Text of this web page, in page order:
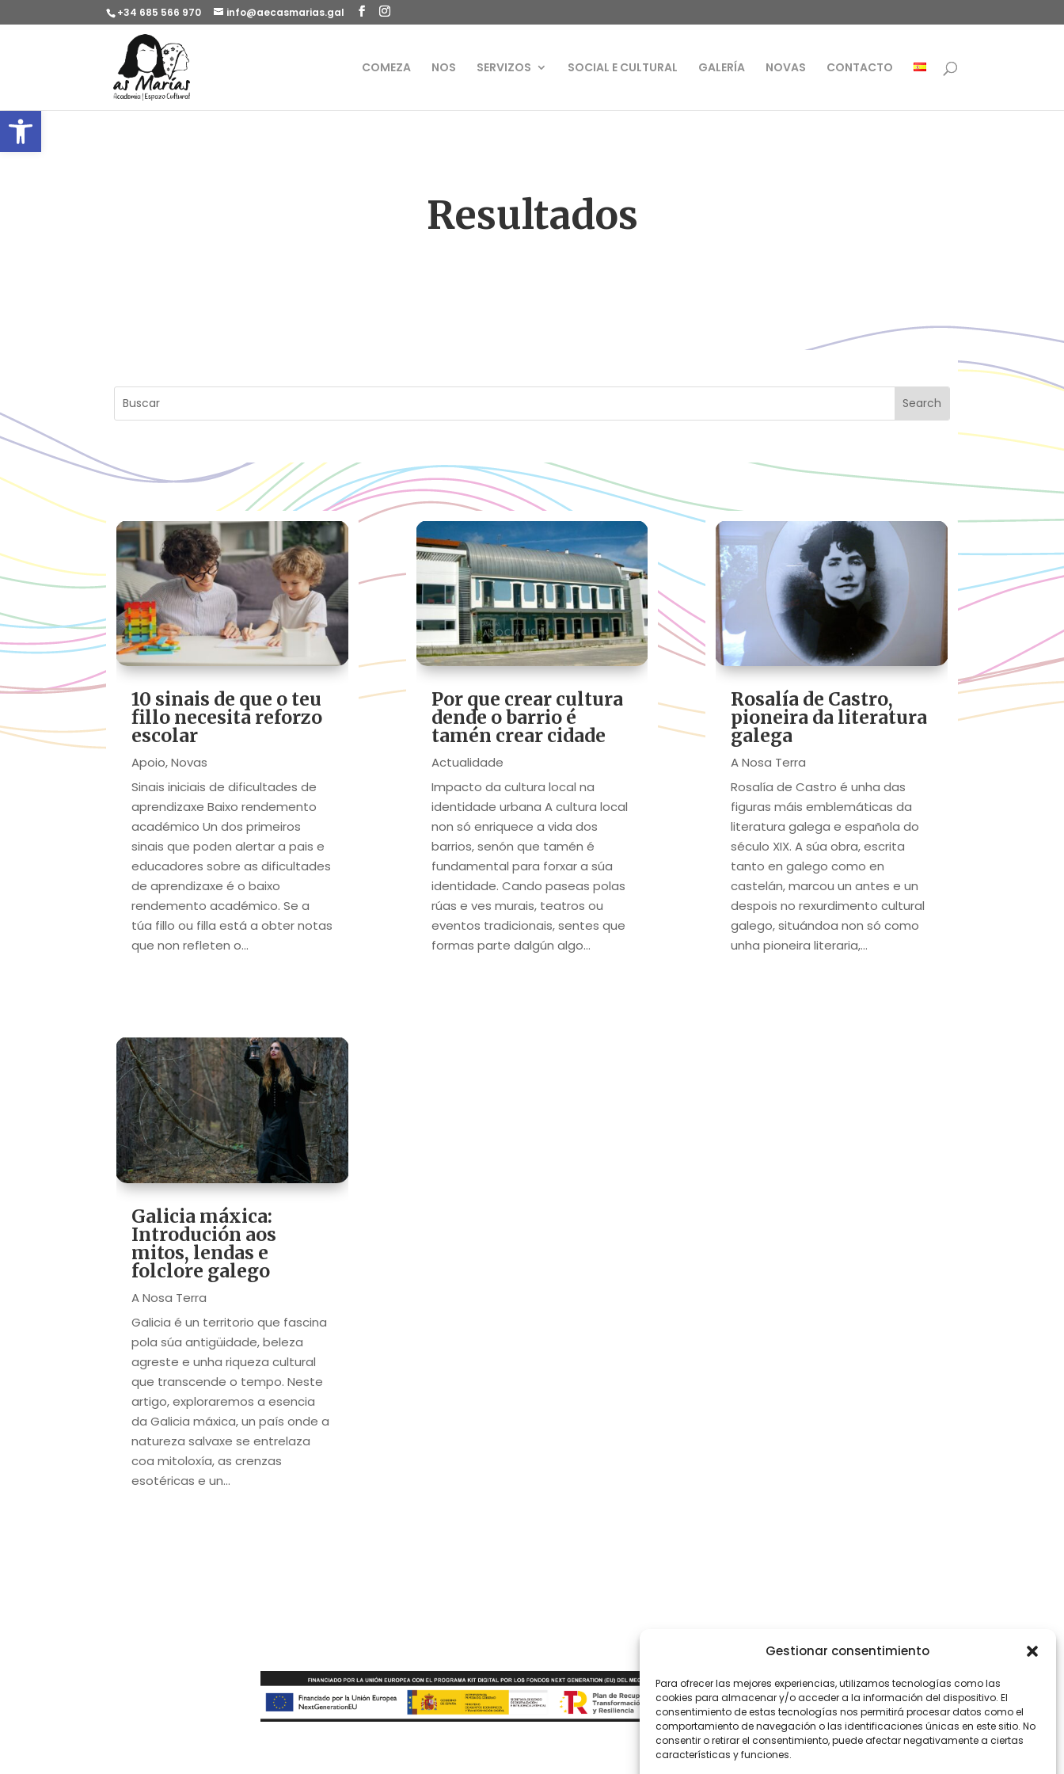
Abrir barra de ferramentas
Gestionar consentimiento
Para ofrecer las mejores experiencias, utilizamos tecnologías como las
cookies para almacenar y/o acceder a la información del dispositivo. El
consentimiento de estas tecnologías nos permitirá procesar datos como el
comportamiento de navegación o las identificaciones únicas en este sitio. No
consentir o retirar el consentimiento, puede afectar negativamente a ciertas
características y funciones.
+34 685 566 970 info@aecasmarias.gal
COMEZA NOS SERVIZOS SOCIAL E CULTURAL GALERÍA NOVAS CONTACTO
Resultados
10 sinais de que o teu
fillo necesita reforzo
escolar
Apoio,Novas
Sinais iniciais de dificultades de
aprendizaxe Baixo rendemento
académico Un dos primeiros
sinais que poden alertar a pais e
educadores sobre as dificultades
de aprendizaxe é o baixo
rendemento académico. Se a
túa fillo ou filla está a obter notas
que non refleten o...
Galicia máxica:
Introdución aos
mitos, lendas e
folclore galego
A Nosa Terra
Galicia é un territorio que fascina
pola súa antigüidade, beleza
agreste e unha riqueza cultural
que transcende o tempo. Neste
artigo, exploraremos a esencia
da Galicia máxica, un país onde a
natureza salvaxe se entrelaza
coa mitoloxía, as crenzas
esotéricas e un...
Por que crear cultura
dende o barrio é
tamén crear cidade
Actualidade
Impacto da cultura local na
identidade urbana A cultura local
non só enriquece a vida dos
barrios, senón que tamén é
fundamental para forxar a súa
identidade. Cando paseas polas
rúas e ves murais, teatros ou
eventos tradicionais, sentes que
formas parte dalgún algo...
Rosalía de Castro,
pioneira da literatura
galega
A Nosa Terra
Rosalía de Castro é unha das
figuras máis emblemáticas da
literatura galega e española do
século XIX. A súa obra, escrita
tanto en galego como en
castelán, marcou un antes e un
despois no rexurdimento cultural
galego, situándoa non só como
unha pioneira literaria,...